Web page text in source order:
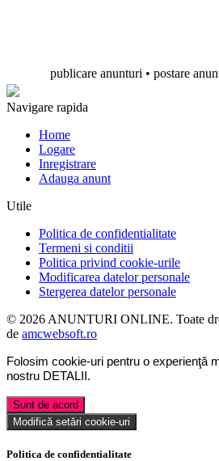
publicare anunturi • postare
Navigare rapida
Home
Logare
Inregistrare
Adauga anunt
Utile
Politica de confidentialitate
Termeni si conditii
Politica privind cookie-urile
Modificarea datelor personale
Stergerea datelor personale
© 2026 ANUNTURI ONLINE. Toate
de amcwebsoft.ro
Folosim cookie-uri pentru o experienţă
nostru DETALII .
Sunt de acord
Modifică setări cookie-uri
Politica de confidentialitate